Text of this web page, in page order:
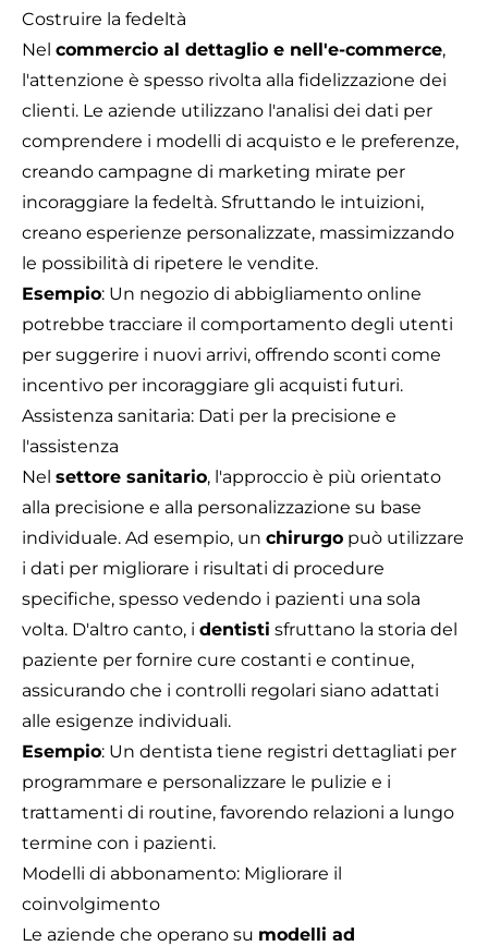
Costruire la fedeltà
Nel commercio al dettaglio e nell'e-commerce,
l'attenzione è spesso rivolta alla fidelizzazione dei
clienti. Le aziende utilizzano l'analisi dei dati per
comprendere i modelli di acquisto e le preferenze,
creando campagne di marketing mirate per
incoraggiare la fedeltà. Sfruttando le intuizioni,
creano esperienze personalizzate, massimizzando
le possibilità di ripetere le vendite.
Esempio: Un negozio di abbigliamento online
potrebbe tracciare il comportamento degli utenti
per suggerire i nuovi arrivi, offrendo sconti come
incentivo per incoraggiare gli acquisti futuri.
Assistenza sanitaria: Dati per la precisione e
l'assistenza
Nel settore sanitario, l'approccio è più orientato
alla precisione e alla personalizzazione su base
individuale. Ad esempio, un chirurgo può utilizzare
i dati per migliorare i risultati di procedure
specifiche, spesso vedendo i pazienti una sola
volta. D'altro canto, i dentisti sfruttano la storia del
paziente per fornire cure costanti e continue,
assicurando che i controlli regolari siano adattati
alle esigenze individuali.
Esempio: Un dentista tiene registri dettagliati per
programmare e personalizzare le pulizie e i
trattamenti di routine, favorendo relazioni a lungo
termine con i pazienti.
Modelli di abbonamento: Migliorare il
coinvolgimento
Le aziende che operano su modelli ad